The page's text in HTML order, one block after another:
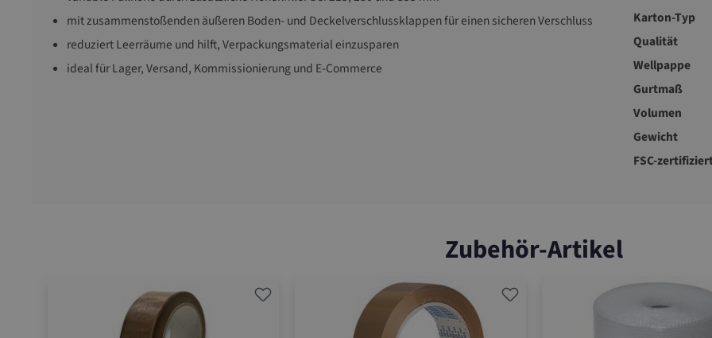
mit zusammenstoßenden äußeren Boden- und Deckelverschlussklappen für einen sicheren Verschluss
reduziert Leerräume und hilft, Verpackungsmaterial einzusparen
ideal für Lager, Versand, Kommissionierung und E-Commerce
Karton-Typ
Qualität
Wellpappe
Gurtmaß
Volumen
Gewicht
FSC-
Zubehör-Artikel